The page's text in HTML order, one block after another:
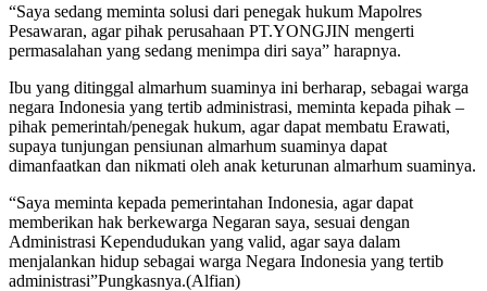
“Saya sedang meminta solusi dari penegak hukum Mapolres
Pesawaran, agar pihak perusahaan PT.YONGJIN mengerti
permasalahan yang sedang menimpa diri saya” harapnya.
Ibu yang ditinggal almarhum suaminya ini berharap, sebagai warga
negara Indonesia yang tertib administrasi, meminta kepada pihak –
pihak pemerintah/penegak hukum, agar dapat membatu Erawati,
supaya tunjungan pensiunan almarhum suaminya dapat
dimanfaatkan dan nikmati oleh anak keturunan almarhum suaminya.
“Saya meminta kepada pemerintahan Indonesia, agar dapat
memberikan hak berkewarga Negaran saya, sesuai dengan
Administrasi Kependudukan yang valid, agar saya dalam
menjalankan hidup sebagai warga Negara Indonesia yang tertib
administrasi”Pungkasnya.(Alfian)